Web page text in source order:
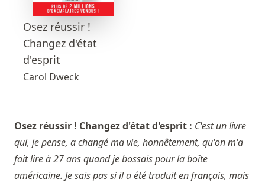
Osez réussir !
Changez d'état
d'esprit
Carol Dweck
Osez réussir ! Changez d'état d'esprit : C'est un livre
qui, je pense, a changé ma vie, honnêtement, qu'on m'a
fait lire à 27 ans quand je bossais pour la boîte
américaine. Je sais pas si il a été traduit en français, mais